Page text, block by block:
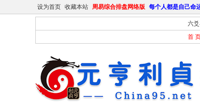
设为首页 收藏本站 周易综合排盘网络版 每个人都是自己命
六
首